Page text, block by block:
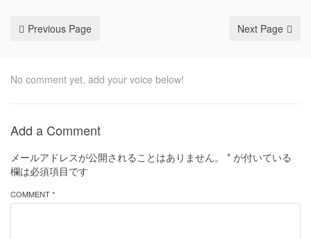
Previous Page Next Page
No comment yet, add your voice below!
Add a Comment
メールアドレスが公開されることはありません。 * が付いている
欄は必須項目です
COMMENT *